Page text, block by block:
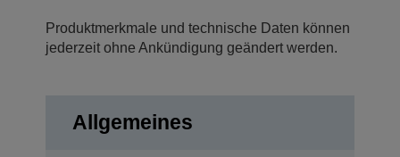
Produktmerkmale und technische Daten können
jederzeit ohne Ankündigung geändert werden.
Allgemeines